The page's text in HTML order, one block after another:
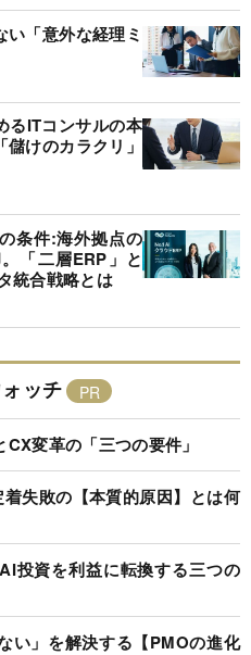
い「意外な経理ミ
るITコンサルの本
けのカラクリ」
条件:海外拠点の
「二層ERP」と
統合戦略とは
ッチ
変革の「三つの要件」
失敗の【本質的原因】とは何
投資を利益に転換する三つの
い」を解決する【PMOの進化